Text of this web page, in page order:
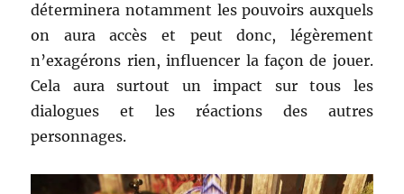
déterminera notamment les pouvoirs auxquels
on aura accès et peut donc, légèrement
n’exagérons rien, influencer la façon de jouer.
Cela aura surtout un impact sur tous les
dialogues et les réactions des autres
personnages.